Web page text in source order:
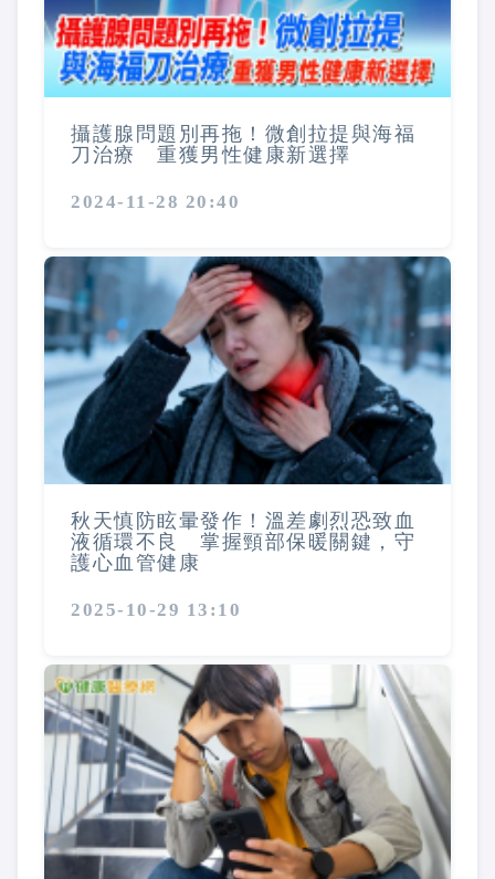
攝護腺問題別再拖！微創拉提與海福
刀治療 重獲男性健康新選擇
2024-11-28 20:40
秋天慎防眩暈發作！溫差劇烈恐致血
液循環不良 掌握頸部保暖關鍵，守
護心血管健康
2025-10-29 13:10